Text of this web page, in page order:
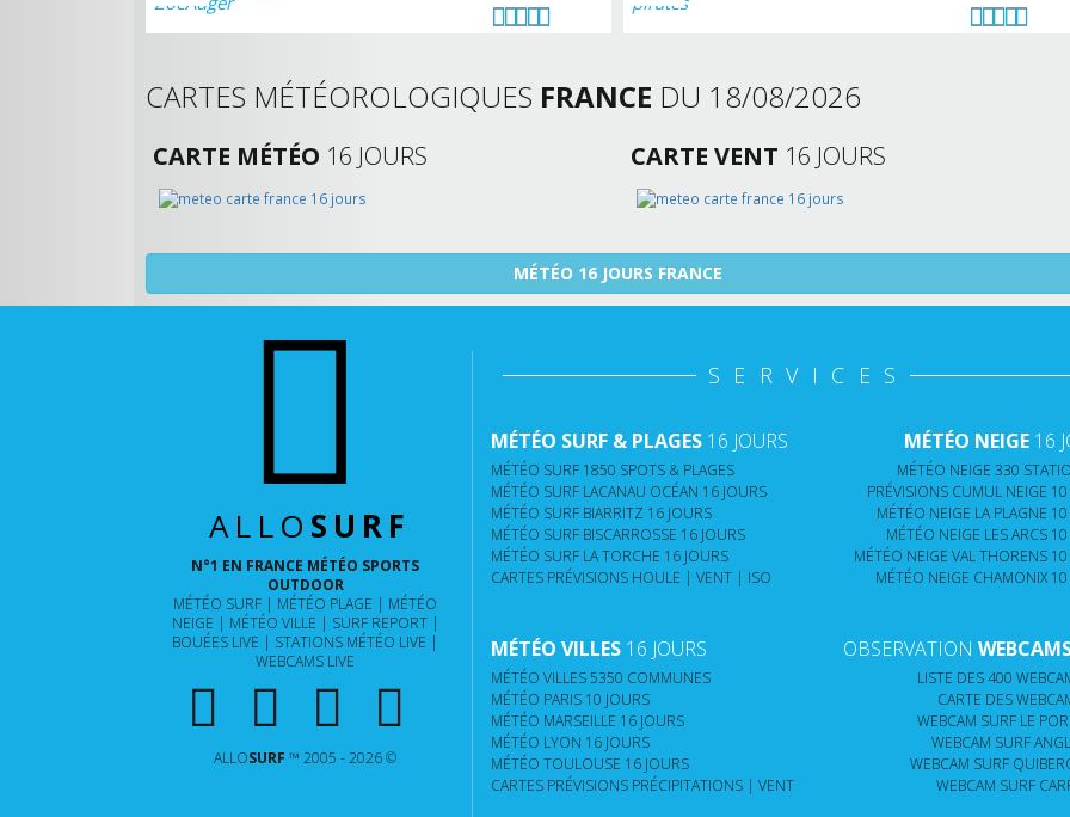
CARTES MÉTÉOROLOGIQUES FRANCE DU 18/08/2026
CARTE MÉTÉO 16 JOURS CARTE VENT 16 JOURS
MÉTÉO 16 JOURS FRANCE
ALLO SURF
N°1 EN FRANCE MÉTÉO SPORTS
OUTDOOR
MÉTÉO SURF
MÉTÉO PLAGE
MÉTÉO
NEIGE
MÉTÉO VILLE
SURF REPORT
BOUÉES LIVE
STATIONS MÉTÉO LIVE
WEBCAMS LIVE
ALLOSURF ™ 2005 - 2026 ©
SERVICES
MÉTÉO SURF & PLAGES16 JOURS
MÉTÉO SURF 1850 SPOTS & PLAGES
MÉTÉO SURF LACANAU OCÉAN 16 JOURS
MÉTÉO SURF BIARRITZ 16 JOURS
MÉTÉO SURF BISCARROSSE 16 JOURS
MÉTÉO SURF LA TORCHE 16 JOURS
CARTES PRÉVISIONS HOULE | VENT | ISO
MÉTÉO VILLES16 JOURS
MÉTÉO VILLES 5350 COMMUNES
MÉTÉO PARIS 10 JOURS
MÉTÉO MARSEILLE 16 JOURS
MÉTÉO LYON 16 JOURS
MÉTÉO TOULOUSE 16 JOURS
CARTES PRÉVISIONS PRÉCIPITATIONS | VENT
MÉTÉO NEIGE16
MÉTÉO NEIGE 330
PRÉVISIONS CUMUL NEIGE 10
MÉTÉO NEIGE LA PLAGNE
MÉTÉO NEIGE LES ARCS
MÉTÉO NEIGE VAL THORENS 10
MÉTÉO NEIGE CHAMONIX 10
OBSERVATION
LISTE DES 400
CARTE DES
WEBCAM SURF LE
WEBCAM SURF
WEBCAM SURF
WEBCAM SURF